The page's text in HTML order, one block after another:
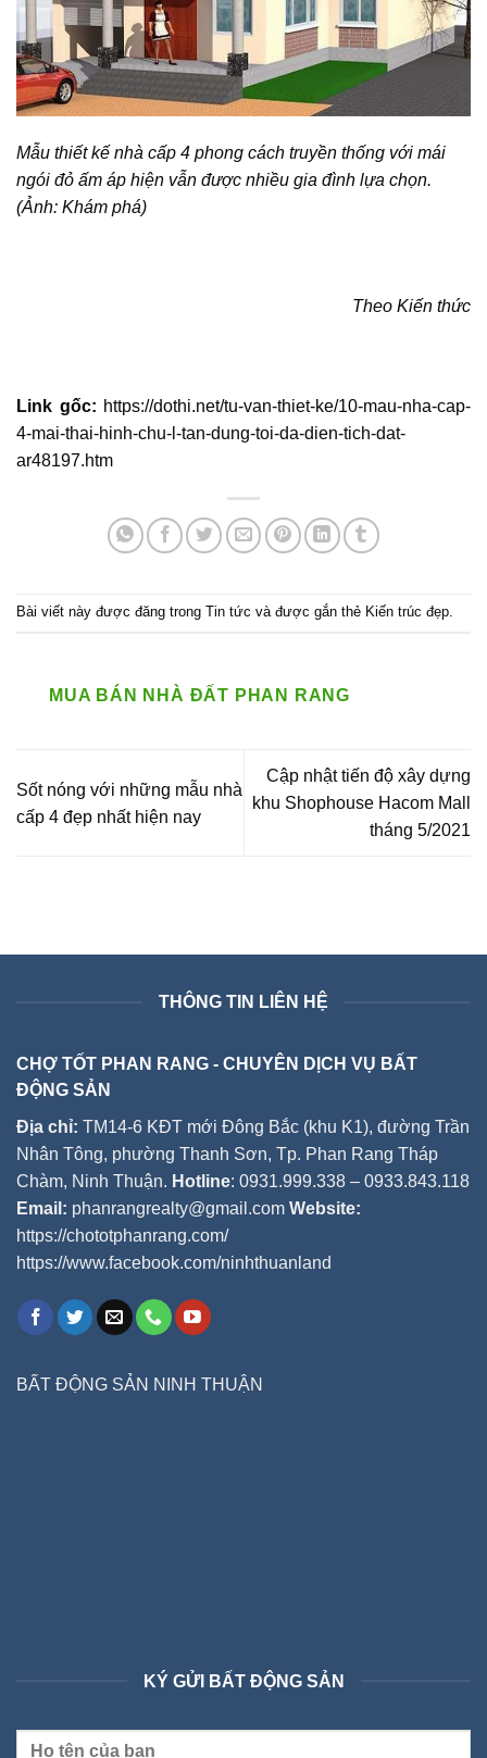
Mẫu thiết kế nhà cấp 4 phong cách truyền thống với mái
ngói đỏ ấm áp hiện vẫn được nhiều gia đình lựa chọn.
(Ảnh: Khám phá)
Theo Kiến thức
Link gốc: https://dothi.net/tu-van-thiet-ke/10-mau-nha-cap-
4-mai-thai-hinh-chu-l-tan-dung-toi-da-dien-tich-dat-
ar48197.htm
Bài viết này được đăng trong Tin tức và được gắn thẻ Kiến trúc đẹp.
MUA BÁN NHÀ ĐẤT PHAN RANG
Sốt nóng với những mẫu nhà
cấp 4 đẹp nhất hiện nay
Cập nhật tiến độ xây dựng
khu Shophouse Hacom Mall
tháng 5/2021
THÔNG TIN LIÊN HỆ
CHỢ TỐT PHAN RANG - CHUYÊN DỊCH VỤ BẤT
ĐỘNG SẢN
Địa chỉ: TM14-6 KĐT mới Đông Bắc (khu K1), đường Trần
Nhân Tông, phường Thanh Sơn, Tp. Phan Rang Tháp
Chàm, Ninh Thuận. Hotline: 0931.999.338 – 0933.843.118
Email: phanrangrealty@gmail.com Website:
https://chototphanrang.com/
https://www.facebook.com/ninhthuanland
BẤT ĐỘNG SẢN NINH THUẬN
KÝ GỬI BẤT ĐỘNG SẢN